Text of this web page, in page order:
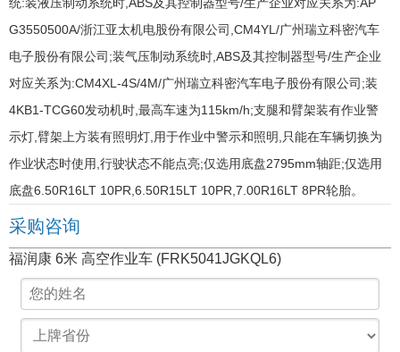
G3550500A/浙江亚太机电股份有限公司,CM4YL/广州瑞立科密汽车
电子股份有限公司;装气压制动系统时,ABS及其控制器型号/生产企业
对应关系为:CM4XL-4S/4M/广州瑞立科密汽车电子股份有限公司;装
4KB1-TCG60发动机时,最高车速为115km/h;支腿和臂架装有作业警
示灯,臂架上方装有照明灯,用于作业中警示和照明,只能在车辆切换为
作业状态时使用,行驶状态不能点亮;仅选用底盘2795mm轴距;仅选用
底盘6.50R16LT 10PR,6.50R15LT 10PR,7.00R16LT 8PR轮胎。
采购咨询
福润康 6米 高空作业车 (FRK5041JGKQL6)